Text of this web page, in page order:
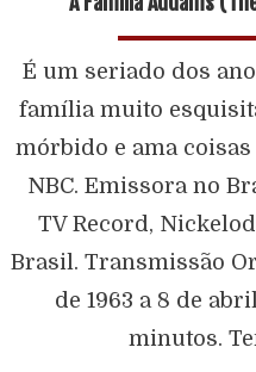
É um seriado dos
família muito
mórbido e ama
NBC. Emissora no
TV Record,
Brasil. Transmissão
de 1963 a 8 de
minutos.